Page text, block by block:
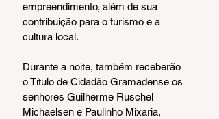
empreendimento, além de sua
contribuição para o turismo e a
cultura local.
Durante a noite, também receberão
o Título de Cidadão Gramadense os
senhores Guilherme Ruschel
Michaelsen e Paulinho Mixaria,